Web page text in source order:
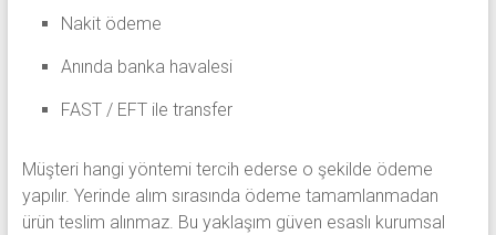
Nakit ödeme
Anında banka havalesi
FAST / EFT ile transfer
Müşteri hangi yöntemi tercih ederse o şekilde ödeme
yapılır. Yerinde alım sırasında ödeme tamamlanmadan
ürün teslim alınmaz. Bu yaklaşım güven esaslı kurumsal